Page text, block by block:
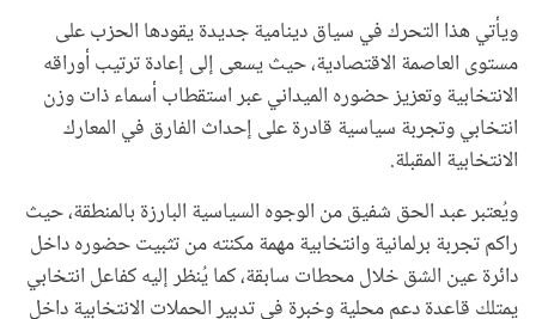
ويأتي هذا التحرك في سياق دينامية جديدة يقودها الحزب على
مستوى العاصمة الاقتصادية، حيث يسعى إلى إعادة ترتيب أوراقه
الانتخابية وتعزيز حضوره الميداني عبر استقطاب أسماء ذات وزن
انتخابي وتجربة سياسية قادرة على إحداث الفارق في المعارك
الانتخابية المقبلة.
ويُعتبر عبد الحق شفيق من الوجوه السياسية البارزة بالمنطقة، حيث
راكم تجربة برلمانية وانتخابية مهمة مكنته من تثبيت حضوره داخل
دائرة عين الشق خلال محطات سابقة، كما يُنظر إليه كفاعل انتخابي
يمتلك قاعدة دعم محلية وخبرة في تدبير الحملات الانتخابية داخل